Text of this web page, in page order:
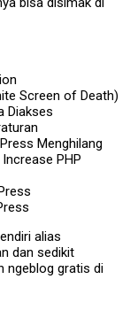
Screen of Death)
Diakses
Menghilang
PHP
alias
dan sedikit
ngeblog gratis di